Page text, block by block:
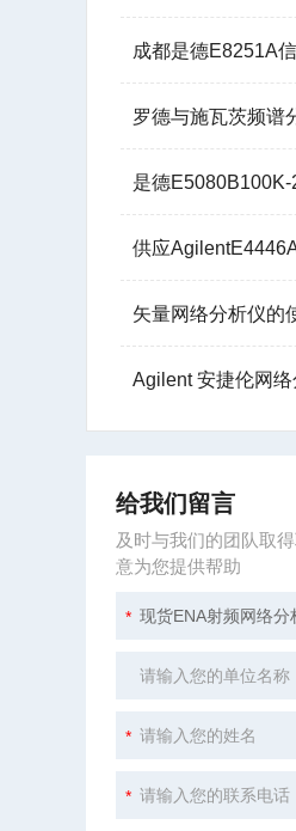
给我们留言
及时与我们的团队取
意为您提供帮助